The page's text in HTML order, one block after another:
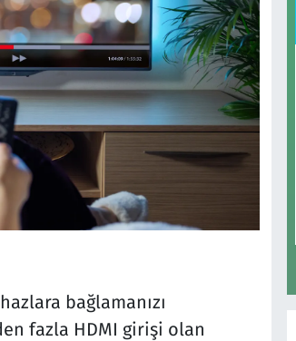
bağlamanızı
fazla HDMI girişi olan